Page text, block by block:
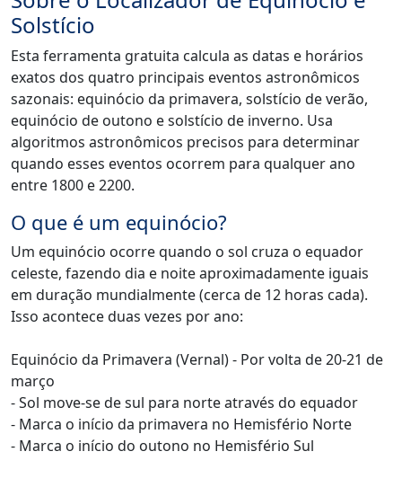
Solstício
Esta ferramenta gratuita calcula as datas e horários
exatos dos quatro principais eventos astronômicos
sazonais: equinócio da primavera, solstício de verão,
equinócio de outono e solstício de inverno. Usa
algoritmos astronômicos precisos para determinar
quando esses eventos ocorrem para qualquer ano
entre 1800 e 2200.
O que é um equinócio?
Um equinócio ocorre quando o sol cruza o equador
celeste, fazendo dia e noite aproximadamente iguais
em duração mundialmente (cerca de 12 horas cada).
Isso acontece duas vezes por ano:
Equinócio da Primavera (Vernal) - Por volta de 20-21 de
março
- Sol move-se de sul para norte através do equador
- Marca o início da primavera no Hemisfério Norte
- Marca o início do outono no Hemisfério Sul